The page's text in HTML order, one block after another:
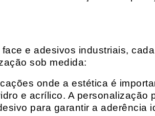
e adesivos industriais,
sob medida:
onde a estética é
e acrílico. A personalização
para garantir a aderência